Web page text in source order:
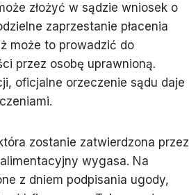
złożyć w sądzie wniosek o
zaprzestanie płacenia
może to prowadzić do
przez osobę uprawnioną.
oficjalne orzeczenie sądu daje
zostanie zatwierdzona przez
wygasa. Na
z dniem podpisania ugody,